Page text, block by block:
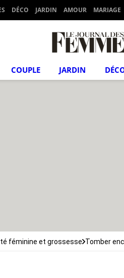
DÉCO JARDIN AMOUR MARIAGE
COUPLE JARDIN
féminine et grossesse Tomber